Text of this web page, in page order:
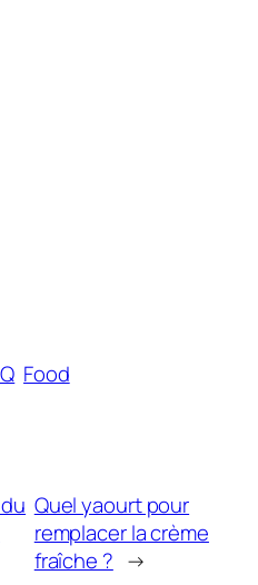
Food
Quel yaourt pour
remplacer la crème
fraîche ? →